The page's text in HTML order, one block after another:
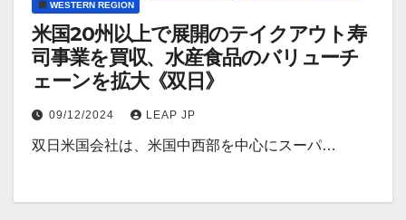
WESTERN REGION
米国20州以上で展開のテイクアウト寿
司事業を買収、水産食品のバリューチ
ェーンを拡大《双日》
09/12/2024 LEAP JP
双日米国会社は、米国中西部を中心にスーパ…